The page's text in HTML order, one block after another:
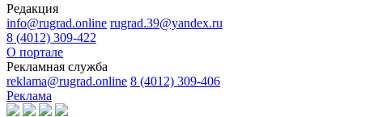
Редакция
info@rugrad.online rugrad.39@yandex.ru
8 (4012) 309-422
О портале
Рекламная служба
reklama@rugrad.online 8 (4012) 309-406
Реклама